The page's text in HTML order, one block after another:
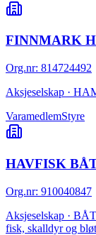
FINNMARK
Org.nr: 814724492
Aksjeselskap ·
VaramedlemStyre
HAVFISK
Org.nr: 910040847
Aksjeselskap ·
fisk, skalldyr og